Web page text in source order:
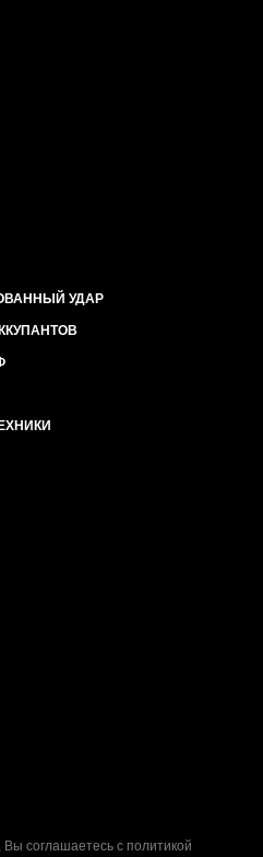
УДАР
соглашаетесь с политикой